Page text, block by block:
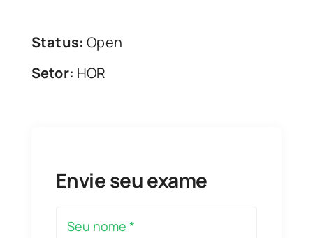
Status: Open
Setor: HOR
Envie seu exame